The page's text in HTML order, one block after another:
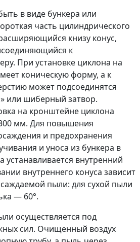
в виде бункера или
часть цилиндрического
книзу конус,
к
При установке циклона на
коническую форму, а к
может подсоединятся
или шиберный затвор.
на кронштейне циклона
мм. Для повышения
и предохранения
и уноса из бункера в
устанавливается внутренний
внутреннего конуса зависит
пыли: для сухой пыли
— 60°.
осуществляется под
сил. Очищенный воздух